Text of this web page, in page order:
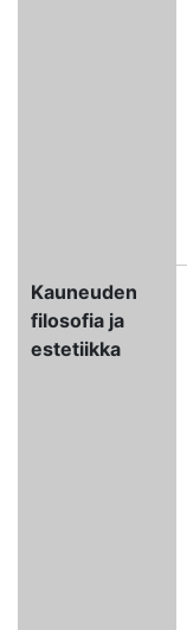
Kauneuden
filosofia ja
estetiikka